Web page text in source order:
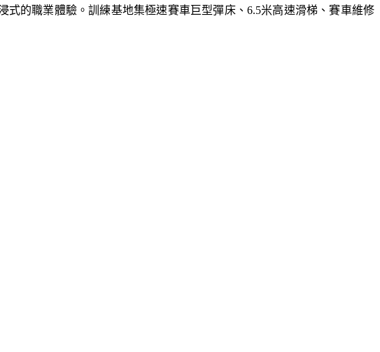
式的職業體驗。訓練基地集極速賽車巨型彈床、6.5米高速滑梯、賽車維修